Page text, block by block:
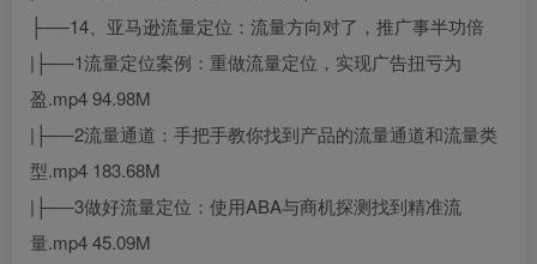
├──14、亚马逊流量定位：流量方向对了，推广事半功倍
|├──1流量定位案例：重做流量定位，实现广告扭亏为
盈.mp4 94.98M
|├──2流量通道：手把手教你找到产品的流量通道和流量类
型.mp4 183.68M
|├──3做好流量定位：使用ABA与商机探测找到精准流
量.mp4 45.09M